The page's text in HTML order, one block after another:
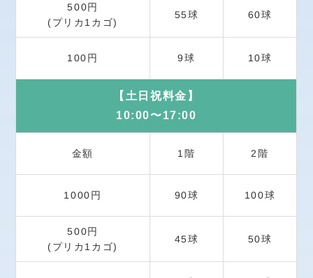
500円
(プリカ1カゴ)
55球 60球
100円 9球 10球
【土日祝料金】
10:00〜17:00
金額 1階 2階
1000円 90球 100球
500円
(プリカ1カゴ)
45球 50球